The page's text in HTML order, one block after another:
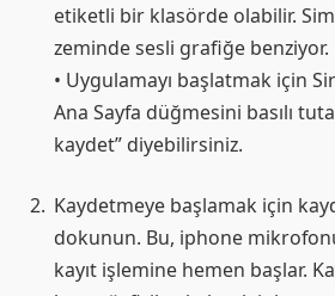
etiketli bir klasörde olabilir.
zeminde sesli grafiğe benziyor.
• Uygulamayı başlatmak için
Ana Sayfa düğmesini basılı
kaydet” diyebilirsiniz.
Kaydetmeye başlamak için
dokunun. Bu, iphone
kayıt işlemine hemen başlar.